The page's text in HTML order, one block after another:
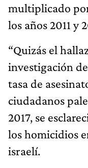
multiplicado
los años 2011 y
“Quizás el
investigación
tasa de
ciudadanos
2017, se
los homicidios
israelí.